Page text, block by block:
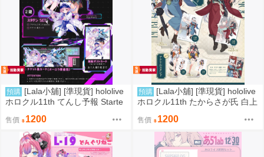
預購 [Lala小舖] [準現貨] hololive
ホロクル11th てんし予報 Starte
票根
售價 1200
預購 [Lala小舖] [準現貨] hololive
ホロクル11th たからさが氏 白上
售價 1200